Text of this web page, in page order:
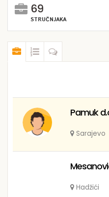
69
STRUČNJAKA
Pamuk
Sarajevo
Hadžići